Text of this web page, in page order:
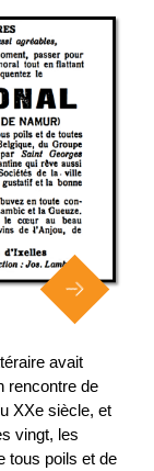
avait
rencontre de
XXe siècle, et
vingt, les
tous poils et de